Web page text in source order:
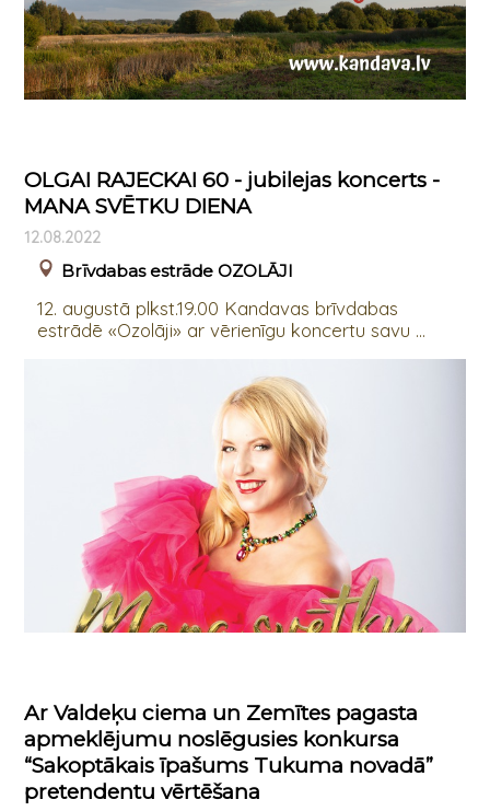
OLGAI RAJECKAI 60 - jubilejas koncerts -
MANA SVĒTKU DIENA
12.08.2022
Brīvdabas estrāde OZOLĀJI
12. augustā plkst.19.00 Kandavas brīvdabas
estrādē «Ozolāji» ar vērienīgu koncertu savu ...
Ar Valdeķu ciema un Zemītes pagasta
apmeklējumu noslēgusies konkursa
“Sakoptākais īpašums Tukuma novadā”
pretendentu vērtēšana